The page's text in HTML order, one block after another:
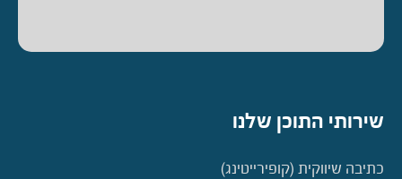
שירותי התוכן שלנו
כתיבה שיווקית (קופירייטינג)